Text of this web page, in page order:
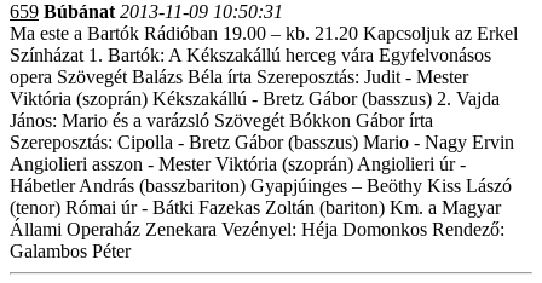
659 Búbánat 2013-11-09 10:50:31
Ma este a Bartók Rádióban 19.00 – kb. 21.20 Kapcsoljuk az Erkel
Színházat 1. Bartók: A Kékszakállú herceg vára Egyfelvonásos
opera Szövegét Balázs Béla írta Szereposztás: Judit - Mester
Viktória (szoprán) Kékszakállú - Bretz Gábor (basszus) 2. Vajda
János: Mario és a varázsló Szövegét Bókkon Gábor írta
Szereposztás: Cipolla - Bretz Gábor (basszus) Mario - Nagy Ervin
Angiolieri asszon - Mester Viktória (szoprán) Angiolieri úr -
Hábetler András (basszbariton) Gyapjúinges – Beöthy Kiss Lászó
(tenor) Római úr - Bátki Fazekas Zoltán (bariton) Km. a Magyar
Állami Operaház Zenekara Vezényel: Héja Domonkos Rendező:
Galambos Péter